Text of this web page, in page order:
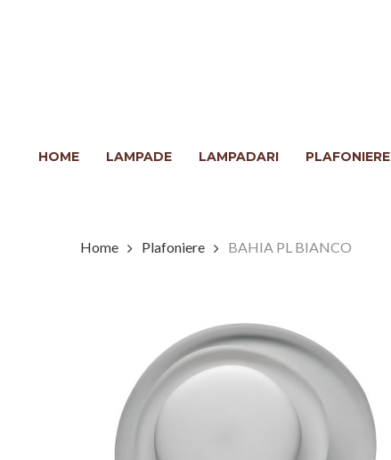
Clicca INVIO per cercare o ESC per chiudere
HOME LAMPADE LAMPADARI PLAFONIERE
Home Plafoniere BAHIA PL BIANCO